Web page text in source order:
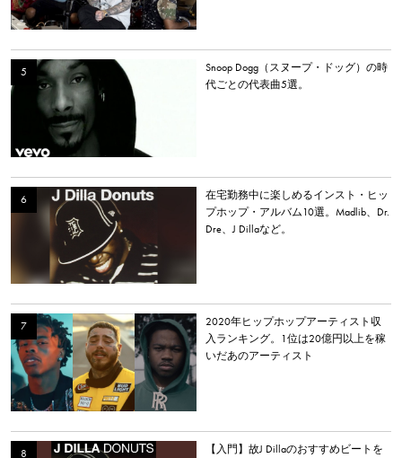
Snoop Dogg（スヌープ・ドッグ）の時
代ごとの代表曲5選。
在宅勤務中に楽しめるインスト・ヒッ
プホップ・アルバム10選。Madlib、Dr.
Dre、J Dillaなど。
2020年ヒップホップアーティスト収
入ランキング。1位は20億円以上を稼
いだあのアーティスト
【入門】故J Dillaのおすすめビートを